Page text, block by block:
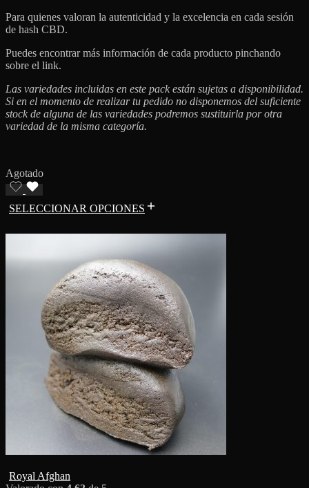
Para quienes valoran la autenticidad y la excelencia en cada sesión
de hash CBD.
Puedes encontrar más información de cada producto pinchando
sobre el link.
Las variedades incluidas en este pack están sujetas a disponibilidad.
Si en el momento de realizar tu pedido no disponemos del suficiente
stock de alguna de las variedades podremos sustituirla por otra
variedad de la misma categoría.
Agotado
SELECCIONAR OPCIONES
Royal Afghan